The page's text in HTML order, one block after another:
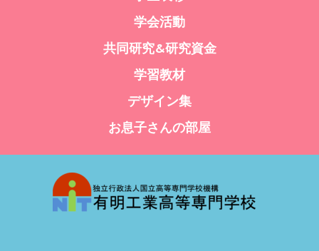
学会活動
共同研究&研究資金
学習教材
デザイン集
お息子さんの部屋